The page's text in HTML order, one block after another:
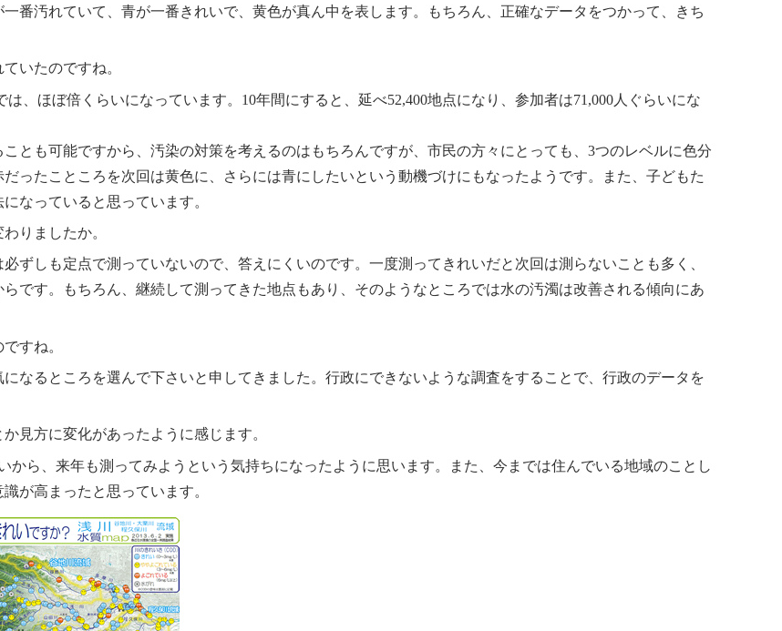
番汚れていて、青が一番きれいで、黄色が真ん中を表します。もちろん、正確なデータをつかって、きち
いたのですね。
ほぼ倍くらいになっています。10年間にすると、延べ52,400地点になり、参加者は71,000人ぐらいにな
とも可能ですから、汚染の対策を考えるのはもちろんですが、市民の方々にとっても、3つのレベルに色分
ったこところを次回は黄色に、さらには青にしたいという動機づけにもなったようです。また、子どもた
なっていると思っています。
りましたか。
しも定点で測っていないので、答えにくいのです。一度測ってきれいだと次回は測らないことも多く、
です。もちろん、継続して測ってきた地点もあり、そのようなところでは水の汚濁は改善される傾向にあ
すね。
るところを選んで下さいと申してきました。行政にできないような調査をすることで、行政のデータを
方に変化があったように感じます。
ら、来年も測ってみようという気持ちになったように思います。また、今までは住んでいる地域のことし
が高まったと思っています。